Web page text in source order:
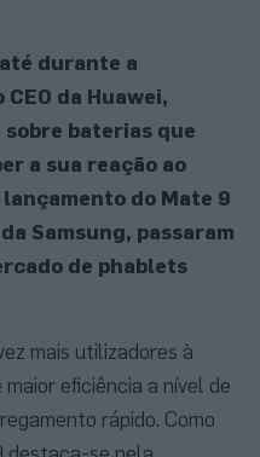
durante a
da Huawei,
sobre baterias que
a sua reação ao
lançamento do Mate 9
Samsung, passaram
de phablets
mais utilizadores à
eficiência a nível de
rápido. Como